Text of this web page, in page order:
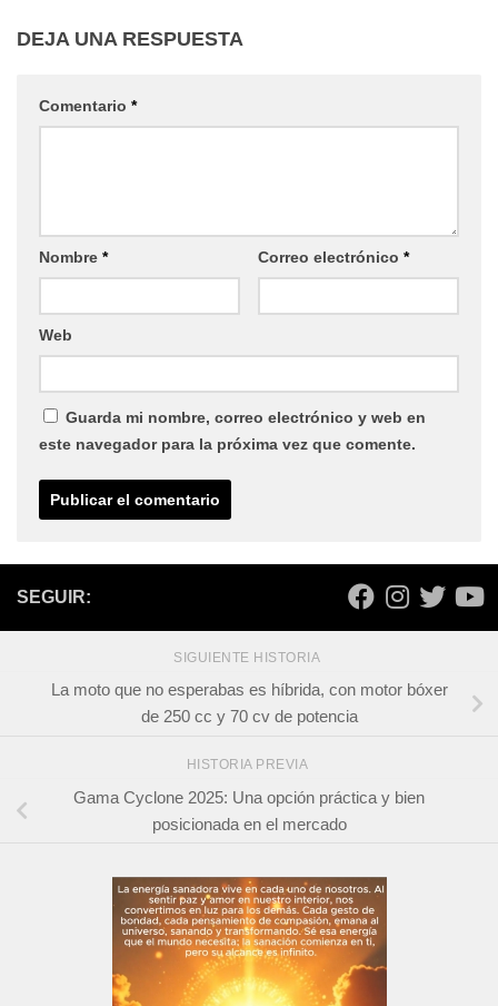
DEJA UNA RESPUESTA
Comentario *
Nombre * Correo electrónico *
Web
Guarda mi nombre, correo electrónico y web en
este navegador para la próxima vez que comente.
SEGUIR:
SIGUIENTE HISTORIA
La moto que no esperabas es híbrida, con motor bóxer
de 250 cc y 70 cv de potencia
HISTORIA PREVIA
Gama Cyclone 2025: Una opción práctica y bien
posicionada en el mercado